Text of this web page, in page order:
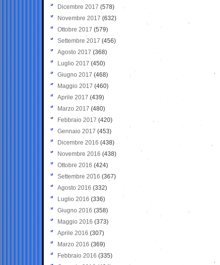
Dicembre 2017 (578)
Novembre 2017 (632)
Ottobre 2017 (579)
Settembre 2017 (456)
Agosto 2017 (368)
Luglio 2017 (450)
Giugno 2017 (468)
Maggio 2017 (460)
Aprile 2017 (439)
Marzo 2017 (480)
Febbraio 2017 (420)
Gennaio 2017 (453)
Dicembre 2016 (438)
Novembre 2016 (438)
Ottobre 2016 (424)
Settembre 2016 (367)
Agosto 2016 (332)
Luglio 2016 (336)
Giugno 2016 (358)
Maggio 2016 (373)
Aprile 2016 (307)
Marzo 2016 (369)
Febbraio 2016 (335)